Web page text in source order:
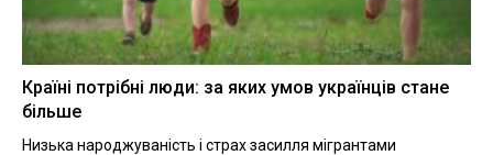
Країні потрібні люди: за яких умов українців стане
більше
Низька народжуваність і страх засилля мігрантами